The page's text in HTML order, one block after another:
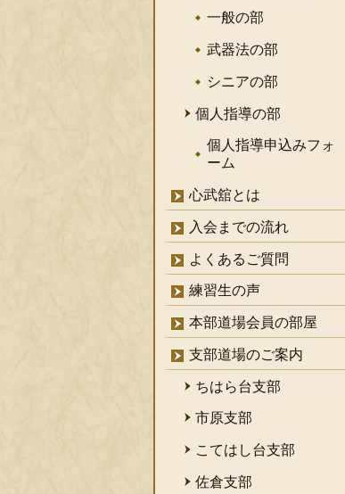
一般の部
武器法の部
シニアの部
個人指導の部
個人指導申込みフォ
ーム
心武舘とは
入会までの流れ
よくあるご質問
練習生の声
本部道場会員の部屋
支部道場のご案内
ちはら台支部
市原支部
こてはし台支部
佐倉支部